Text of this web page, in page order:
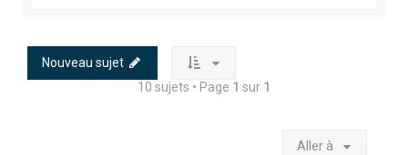
Nouveau sujet
10 sujets • Page 1 sur 1
Aller à